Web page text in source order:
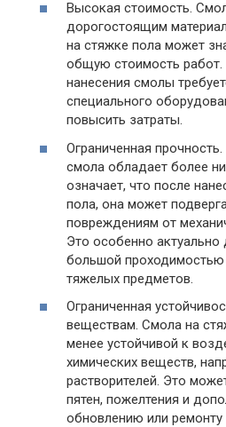
Высокая стоимость.
дорогостоящим
на стяжке пола может
общую стоимость работ.
нанесения смолы
специального
повысить затраты.
Ограниченная
смола обладает более
означает, что после
пола, она может
повреждениям от
Это особенно
большой проходимостью
тяжелых предметов.
Ограниченная
веществам. Смола на
менее устойчивой к
химических веществ,
растворителей. Это
пятен, пожелтения и
обновлению или ремонту